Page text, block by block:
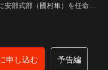
安部式部（國村隼）を任命。
申し込む 予告編